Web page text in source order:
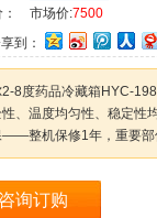
市场价:7500
到：
8度药品冷藏箱HYC-
、温度均匀性、稳定性
——整机保修1年，重要部
咨询订购